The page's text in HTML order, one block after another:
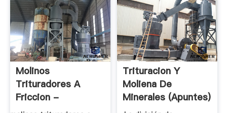
Molinos
Trituradores A
Friccion -
Beautique
Trituracion Y
Moliena De
Minerales (apuntes)
.